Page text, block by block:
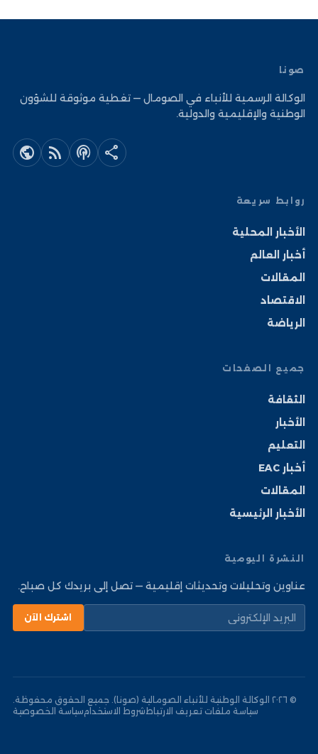
صونا
الوكالة الرسمية للأنباء في الصومال — تغطية موثوقة للشؤون
الوطنية والإقليمية والدولية.
public rss_feed podcasts share
روابط سريعة
الأخبار المحلية
أخبار العالم
المقالات
الاقتصاد
الرياضة
جميع الصفحات
الثقافة
الأخبار
التعليم
أخبار EAC
المقالات
الأخبار الرئيسية
النشرة اليومية
عناوين وتحليلات وتحديثات إقليمية — تصل إلى بريدك كل صباح.
اشترك الآن
© ٢٠٢٦ الوكالة الوطنية للأنباء الصومالية (صونا). جميع الحقوق محفوظة.
سياسة الخصوصيةشروط الاستخدامسياسة ملفات تعريف الارتباط